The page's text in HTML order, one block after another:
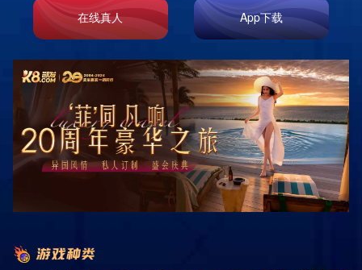
Store
门店信息